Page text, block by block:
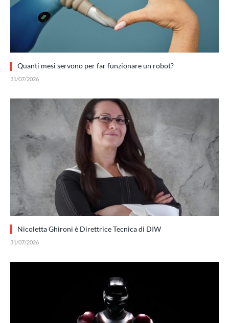
Quanti mesi servono per far funzionare un robot?
31/07/2026
Nicoletta Ghironi è Direttrice Tecnica di DIW
31/07/2026